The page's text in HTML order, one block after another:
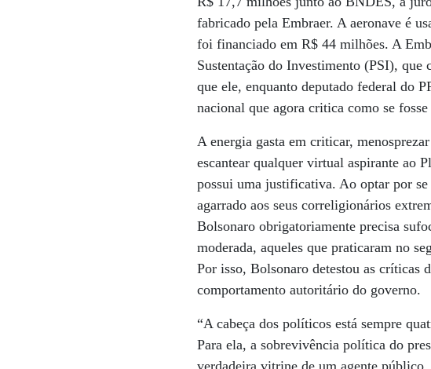
fabricado pela Embraer. A aeronave é
foi financiado em R$ 44 milhões. A
Sustentação do Investimento (PSI),
que ele, enquanto deputado federal do
nacional que agora critica como se
A energia gasta em criticar,
escantear qualquer virtual aspirante ao
possui uma justificativa. Ao optar por se
agarrado aos seus correligionários
Bolsonaro obrigatoriamente precisa
moderada, aqueles que praticaram no
Por isso, Bolsonaro detestou as críticas
comportamento autoritário do governo.
“A cabeça dos políticos está sempre
Para ela, a sobrevivência política do
verdadeira vitrine de um agente